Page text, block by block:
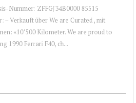
Nummer: ZFFGJ34B0000 85515
– Verkauft über We are Curated , mit
«10’500 Kilometer. We are proud to
1990 Ferrari F40, ch...